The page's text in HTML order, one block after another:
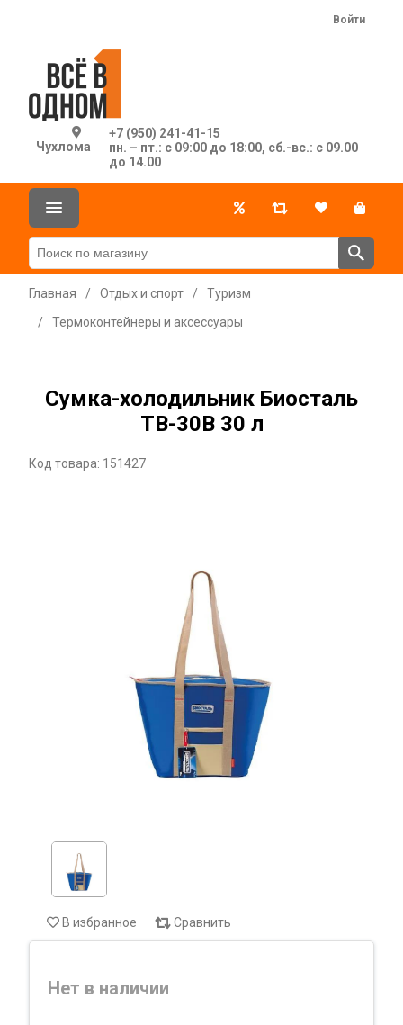
Чухлома
+7 (950) 241-41-15
пн. – пт.: с 09:00 до 18:00, сб.-вс.: с 09.00
до 14.00
Войти
Главная / Отдых и спорт /
Туризм
/
Термоконтейнеры и аксессуары
Сумка-холодильник Биосталь
TB-30B 30 л
Код товара: 151427
В избранное Сравнить
Нет в наличии